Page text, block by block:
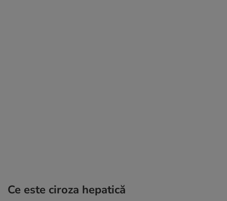
Ce este ciroza hepatică